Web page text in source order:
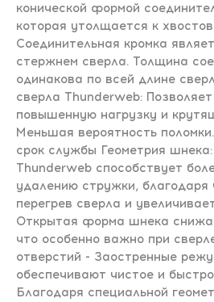
конической формой
которая утолщается к
Соединительная кромка
стержнем сверла. Толщина
одинакова по всей длине
сверла Thunderweb:
повышенную нагрузку и
Меньшая вероятность
срок службы Геометрия
Thunderweb способствует
удалению стружки,
перегрев сверла и
Открытая форма шнека
что особенно важно при
отверстий - Заостренные
обеспечивают чистое и
Благодаря специальной